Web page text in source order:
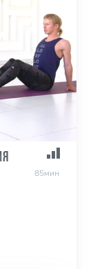
85мин